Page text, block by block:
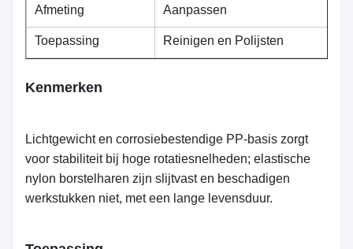
Afmeting Aanpassen
Toepassing Reinigen en Polijsten
Kenmerken
Lichtgewicht en corrosiebestendige PP-basis zorgt
voor stabiliteit bij hoge rotatiesnelheden; elastische
nylon borstelharen zijn slijtvast en beschadigen
werkstukken niet, met een lange levensduur.